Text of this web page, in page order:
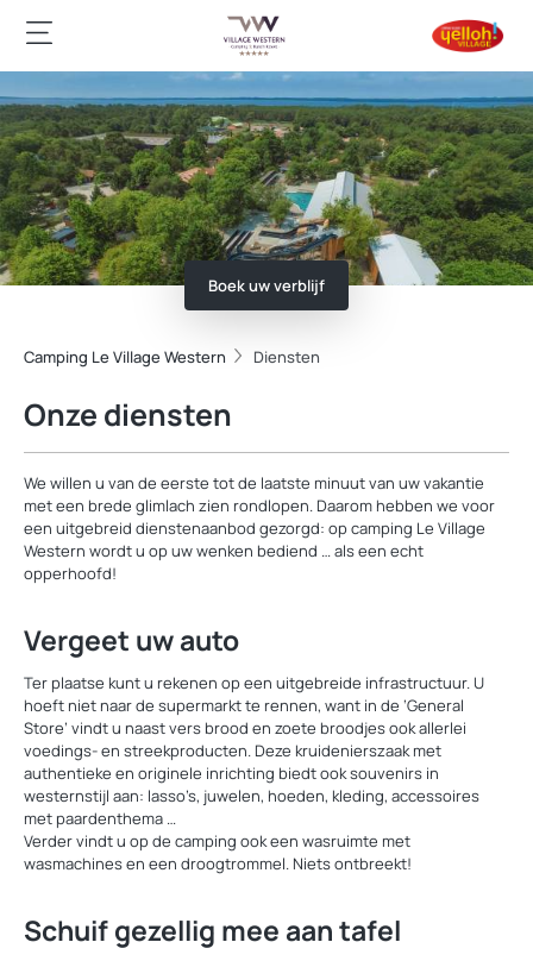
Boek uw verblijf
Camping Le Village Western Diensten
Onze diensten
We willen u van de eerste tot de laatste minuut van uw vakantie
met een brede glimlach zien rondlopen. Daarom hebben we voor
een uitgebreid dienstenaanbod gezorgd: op camping Le Village
Western wordt u op uw wenken bediend … als een echt
opperhoofd!
Vergeet uw auto
Ter plaatse kunt u rekenen op een uitgebreide infrastructuur. U
hoeft niet naar de supermarkt te rennen, want in de ‘General
Store’ vindt u naast vers brood en zoete broodjes ook allerlei
voedings- en streekproducten. Deze kruidenierszaak met
authentieke en originele inrichting biedt ook souvenirs in
westernstijl aan: lasso’s, juwelen, hoeden, kleding, accessoires
met paardenthema …
Verder vindt u op de camping ook een wasruimte met
wasmachines en een droogtrommel. Niets ontbreekt!
Schuif gezellig mee aan tafel